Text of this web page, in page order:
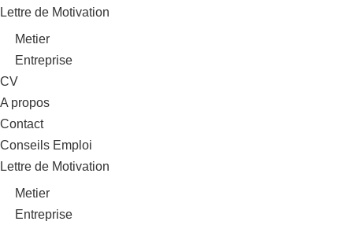
Lettre de Motivation
Metier
Entreprise
CV
A propos
Contact
Conseils Emploi
Lettre de Motivation
Metier
Entreprise